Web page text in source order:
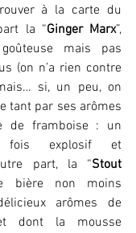
à la carte du
la “Ginger Marx”,
mais pas
(on n’a rien contre
si, un peu, on
tant par ses arômes
de framboise : un
explosif et
part, la “Stout
bière non moins
arômes de
dont la mousse